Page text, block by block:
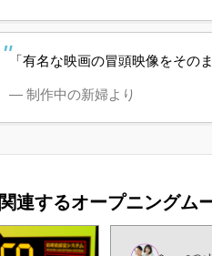
「有名な映画の冒頭映像をその
— 制作中の新婦より
関連するオープニング